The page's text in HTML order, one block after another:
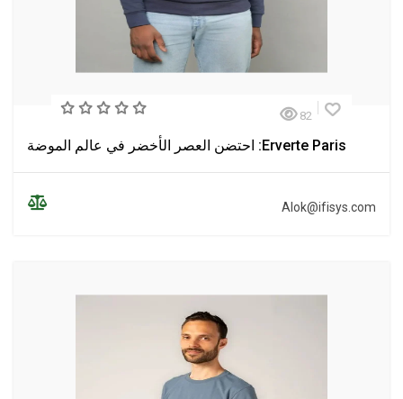
82
Erverte Paris: احتضن العصر الأخضر في عالم الموضة
Alok@ifisys.com